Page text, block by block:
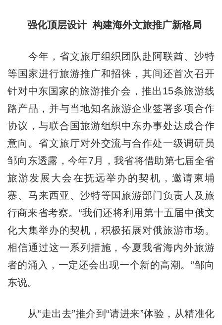
强化顶层设计 构建海外文旅推广新格局
今年，省文旅厅组织团队赴阿联酋、沙特
等国家进行旅游推广和招徕，其间还首次召开
针对中东国家的旅游推介会，推出15条旅游线
路产品，并与当地知名旅游企业签署多项合作
协议，与联合国旅游组织中东办事处达成合作
意向。省文旅厅对外交流与合作处一级调研员
邹向东透露，今年7月，我省将借助第七届全省
旅游发展大会在抚远举办的契机，邀请柬埔
寨、马来西亚、沙特等国旅游部门负责人及旅
行商来省考察。“我们还将利用第十五届中俄文
化大集举办的契机，积极拓展对俄旅游市场。
相信通过这一系列措施，今夏我省海内外旅游
者的涌入，一定还会出现一个新的高潮。”邹向
东说。
从“走出去”推介到“请进来”体验，从精准化